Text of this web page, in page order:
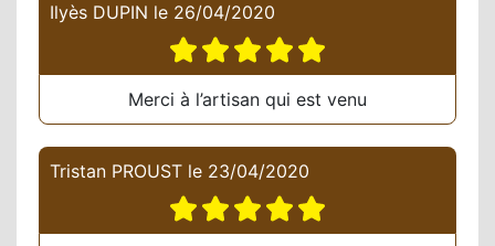
Ilyès DUPIN le 26/04/2020
Merci à l’artisan qui est venu
Tristan PROUST le 23/04/2020